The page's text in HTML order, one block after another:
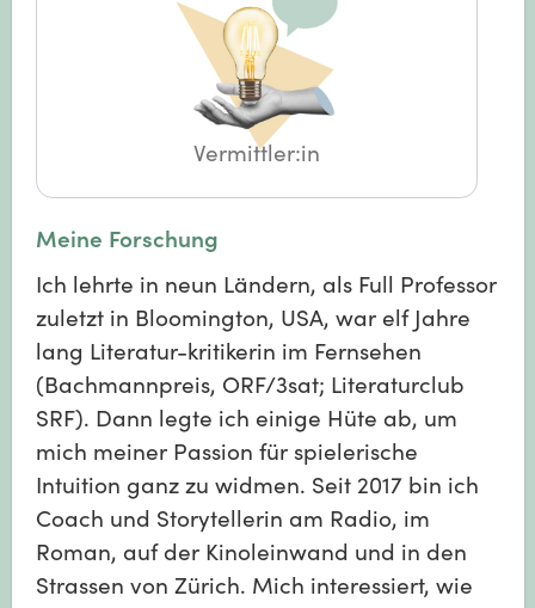
Vermittler:in
Meine Forschung
Ich lehrte in neun Ländern, als Full Professor
zuletzt in Bloomington, USA, war elf Jahre
lang Literatur-kritikerin im Fernsehen
(Bachmannpreis, ORF/3sat; Literaturclub
SRF). Dann legte ich einige Hüte ab, um
mich meiner Passion für spielerische
Intuition ganz zu widmen. Seit 2017 bin ich
Coach und Storytellerin am Radio, im
Roman, auf der Kinoleinwand und in den
Strassen von Zürich. Mich interessiert, wie